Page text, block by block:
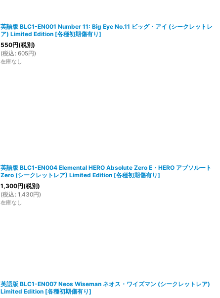
英語版 BLC1-EN001 Number 11: Big Eye No.11 ビッグ・アイ (シークレットレ
ア) Limited Edition [各種初期傷有り]
550円(税別)
(税込 : 605円)
在庫なし
英語版 BLC1-EN004 Elemental HERO Absolute Zero E・HERO アブソルート
Zero (シークレットレア) Limited Edition [各種初期傷有り]
1,300円(税別)
(税込 : 1,430円)
在庫なし
英語版 BLC1-EN007 Neos Wiseman ネオス・ワイズマン (シークレットレア)
Limited Edition [各種初期傷有り]